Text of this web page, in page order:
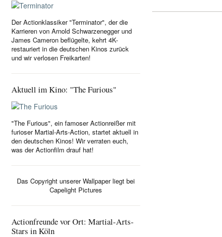
Der Actionklassiker "Terminator", der die
Karrieren von Arnold Schwarzenegger und
James Cameron beflügelte, kehrt 4K-
restauriert in die deutschen Kinos zurück
und wir verlosen Freikarten!
Aktuell im Kino: "The Furious"
"The Furious", ein famoser Actionreißer mit
furioser Martial-Arts-Action, startet aktuell in
den deutschen Kinos! Wir verraten euch,
was der Actionfilm drauf hat!
Das Copyright unserer Wallpaper liegt bei
Capelight Pictures
Actionfreunde vor Ort: Martial-Arts-
Stars in Köln